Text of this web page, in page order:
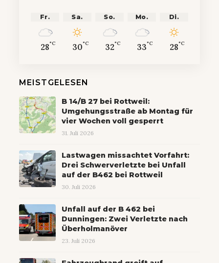
Fr.
28°C
Sa.
30°C
So.
32°C
Mo.
33°C
Di.
28°C
MEISTGELESEN
B 14/B 27 bei Rottweil:
Umgehungsstraße ab Montag für
vier Wochen voll gesperrt
31. Juli 2026
Lastwagen missachtet Vorfahrt:
Drei Schwerverletzte bei Unfall
auf der B462 bei Rottweil
30. Juli 2026
Unfall auf der B 462 bei
Dunningen: Zwei Verletzte nach
Überholmanöver
23. Juli 2026